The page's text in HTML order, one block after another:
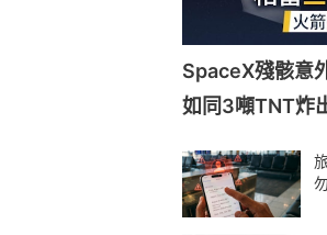
SpaceX殘骸意
如同3噸TNT炸